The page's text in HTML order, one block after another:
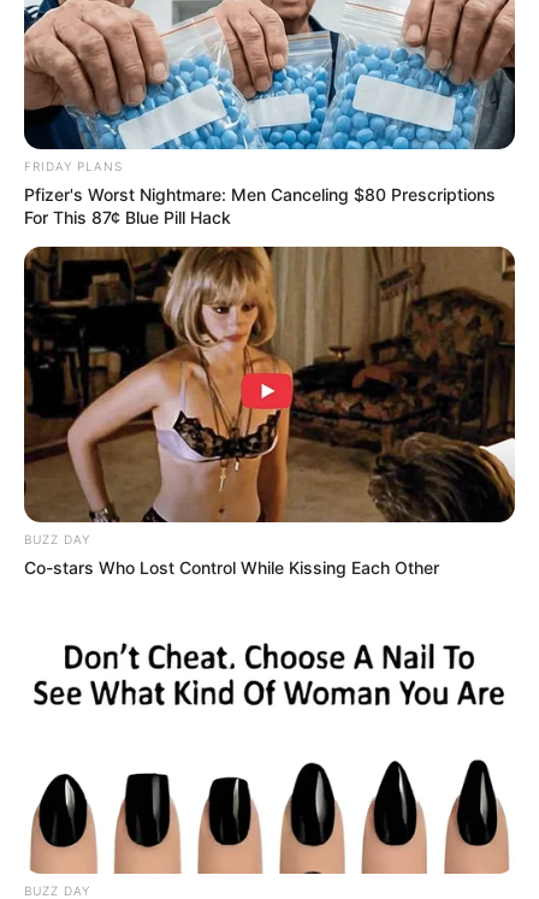
ดวงวันศุกร์ ดูดวงรายวัน
นักเขียน
อ.มิก พชร ทูตเทวะ
เนื้อหาที่ได้รับการโปรโมต
Macaulay Culkin's Own Version Of The New ‘Home
Alone’
FRIDAY PLANS
Pfizer's Worst Nightmare: Men Canceling $80 Prescriptions
For This 87¢ Blue Pill Hack
BUZZ DAY
Co-stars Who Lost Control While Kissing Each Other
BUZZ DAY